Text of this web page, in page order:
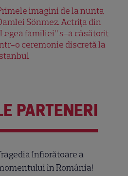
imagini de la nunta
Sönmez. Actrița din
familiei” s-a căsătorit
o ceremonie discretă la
PARTENERI
înfiorătoare a
în România!